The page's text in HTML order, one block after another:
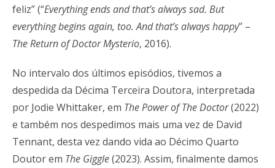
feliz” (“Everything ends and that’s always sad. But
everything begins again, too. And that’s always happy” –
The Return of Doctor Mysterio, 2016).
No intervalo dos últimos episódios, tivemos a
despedida da Décima Terceira Doutora, interpretada
por Jodie Whittaker, em The Power of The Doctor(2022)
e também nos despedimos mais uma vez de David
Tennant, desta vez dando vida ao Décimo Quarto
Doutor em The Giggle(2023). Assim, finalmente damos